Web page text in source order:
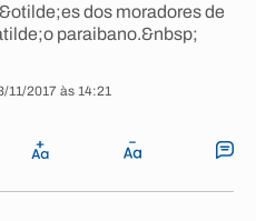
dos moradores de
paraibano.&nbsp;
11/2017 às 14:21